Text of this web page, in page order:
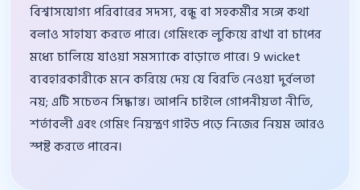
বিশ্বাসযোগ্য পরিবারের সদস্য, বন্ধু বা সহকর্মীর সঙ্গে কথা
বলাও সাহায্য করতে পারে। গেমিংকে লুকিয়ে রাখা বা চাপের
মধ্যে চালিয়ে যাওয়া সমস্যাকে বাড়াতে পারে। 9 wicket
ব্যবহারকারীকে মনে করিয়ে দেয় যে বিরতি নেওয়া দুর্বলতা
নয়; এটি সচেতন সিদ্ধান্ত। আপনি চাইলে গোপনীয়তা নীতি,
শর্তাবলী এবং গেমিং নিয়ন্ত্রণ গাইড পড়ে নিজের নিয়ম আরও
স্পষ্ট করতে পারেন।